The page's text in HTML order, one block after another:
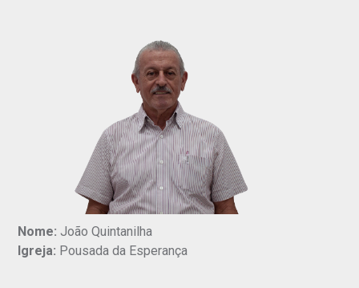
Nome: João Quintanilha
Igreja: Pousada da Esperança